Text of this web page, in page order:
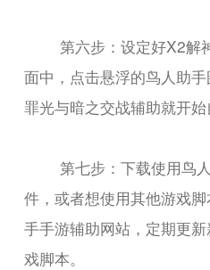
第六步：设定好X2解
面中，点击悬浮的鸟人助
罪光与暗之交战辅助就开始
第七步：下载使用鸟
件，或者想使用其他游戏
手手游辅助网站，定期更
戏脚本。